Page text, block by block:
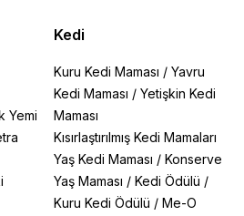
Yemi
Kedi
Kuru Kedi Maması / Yavru
Kedi Maması / Yetişkin Kedi
Maması
Kısırlaştırılmış Kedi Mamaları
Yaş Kedi Maması / Konserve
Yaş Maması / Kedi Ödülü /
Kuru Kedi Ödülü / Me-O